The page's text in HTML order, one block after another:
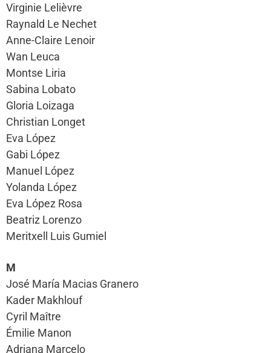
Virginie Lelièvre
Raynald Le Nechet
Anne-Claire Lenoir
Wan Leuca
Montse Liria
Sabina Lobato
Gloria Loizaga
Christian Longet
Eva López
Gabi López
Manuel López
Yolanda López
Eva López Rosa
Beatriz Lorenzo
Meritxell Luis Gumiel
M
José María Macias Granero
Kader Makhlouf
Cyril Maître
Émilie Manon
Adriana Marcelo